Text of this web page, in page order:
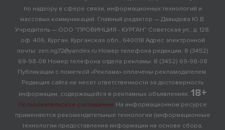
по надзору в сфере связи, информационных технологий и
массовых коммуникаций. Главный редактор — Давыдова Ю.В.
Учредитель — ООО "ПРОВИНЦИЯ - КУРГАН" Советская ул., д. 128,
оф. 406, Курган, Курганская обл., 640018 Адрес электронной
почты: zen.ng72@yandex.ru Номер телефона редакции: 8 (3452)
69-98-08 Номер телефона отдела рекламы: 8 (3452) 69-98-08
Публикации с пометкой «Реклама» оплачены рекламодателем.
Редакция сайта не несет ответственности за достоверность
информации, содержащейся в рекламных объявлениях. 18+
Пользовательское соглашение На информационном ресурсе
применяются рекомендательные технологии (информационные
технологии предоставления информации на основе сбора,